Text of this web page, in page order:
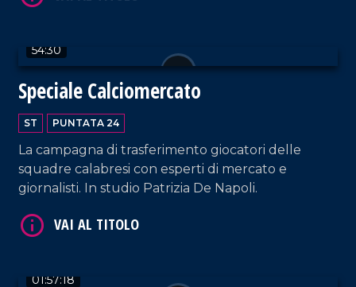
54:30
Speciale Calciomercato
ST PUNTATA 24
La campagna di trasferimento giocatori delle
squadre calabresi con esperti di mercato e
giornalisti. In studio Patrizia De Napoli.
01:57:18
VAI AL TITOLO